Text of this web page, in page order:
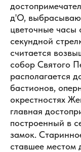
д'О,
цветочные часы
секундной
считается
собор Святого
располагается
бастионов,
окрестностях
главная
построенный в
замок.
ставшее местом